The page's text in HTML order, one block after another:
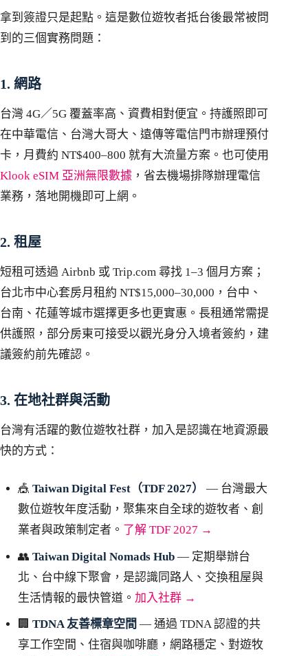
拿到簽證只是起點。這是數位遊牧者抵台後最常被問
到的三個實務問題：
1. 網路
台灣 4G／5G 覆蓋率高、資費相對便宜。持護照即可
在中華電信、台灣大哥大、遠傳等電信門市辦理預付
卡，月費約 NT$400–800 就有大流量方案。也可使用
Klook eSIM 亞洲無限數據 ，省去機場排隊辦理電信
業務，落地開機即可上網。
2. 租屋
短租可透過 Airbnb 或 Trip.com 尋找 1–3 個月方案；
台北市中心套房月租約 NT$15,000–30,000，台中、
台南、花蓮等城市選擇更多也更實惠。長租通常需提
供護照，部分房東可接受以觀光身分入境者簽約，建
議簽約前先確認。
3. 在地社群與活動
台灣有活躍的數位遊牧社群，加入是認識在地資源最
快的方式：
🎪 Taiwan Digital Fest（TDF 2027）
— 台灣最大
數位遊牧年度活動，聚集來自全球的遊牧者、創
業者與政策制定者。
了解 TDF 2027 →
👥 Taiwan Digital Nomads Hub— 定期舉辦台
北、台中線下聚會，是認識同路人、交換租屋與
生活情報的最快管道。 加入社群 →
🏢 TDNA 友善標章空間 — 通過 TDNA 認證的共
享工作空間、住宿與咖啡廳，網路穩定、對遊牧